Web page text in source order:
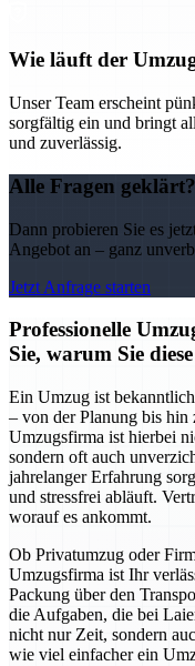
Wie läuft der
Unser Team erscheint
sorgfältig ein und bringt
und zuverlässig.
Alle Fragen geklärt?
Dann probieren Sie es
Angebot an – ganz
Jetzt Anfrage starten
Professionelle
Sie, warum Sie
Ein Umzug ist
– von der Planung bis hin
Umzugsfirma ist hierbei
sondern oft auch
jahrelanger Erfahrung
und stressfrei abläuft.
worauf es ankommt.
Ob Privatumzug oder
Umzugsfirma ist Ihr
Packung über den
die Aufgaben, die bei
nicht nur Zeit, sondern
wie viel einfacher ein